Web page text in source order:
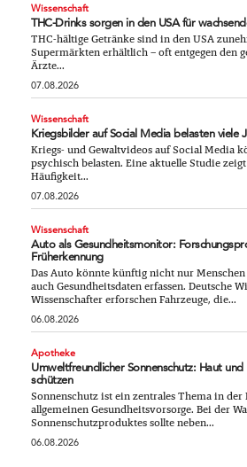
Wissenschaft
THC-Drinks sorgen in den USA für
THC-hältige Getränke sind in den USA
Supermärkten erhältlich – oft entgegen den
Ärzte...
07.08.2026
Wissenschaft
Kriegsbilder auf Social Media belasten viele
Kriegs- und Gewaltvideos auf Social Media
psychisch belasten. Eine aktuelle Studie
Häufigkeit...
07.08.2026
Wissenschaft
Auto als Gesundheitsmonitor:
Früherkennung
Das Auto könnte künftig nicht nur
auch Gesundheitsdaten erfassen. Deutsche
Wissenschafter erforschen Fahrzeuge, die...
06.08.2026
Apotheke
Umweltfreundlicher Sonnenschutz: Haut
schützen
Sonnenschutz ist ein zentrales Thema in
allgemeinen Gesundheitsvorsorge. Bei der
Sonnenschutzproduktes sollte neben...
06.08.2026